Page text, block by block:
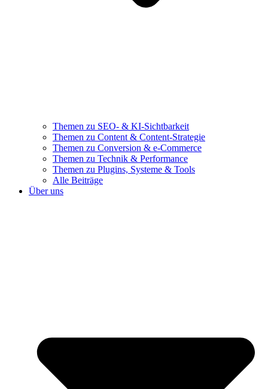
Themen zu SEO- & KI-Sichtbarkeit
Themen zu Content & Content-Strategie
Themen zu Conversion & e-Commerce
Themen zu Technik & Performance
Themen zu Plugins, Systeme & Tools
Alle Beiträge
Über uns